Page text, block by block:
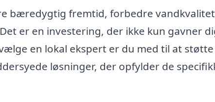
bæredygtig fremtid, forbedre
er en investering, der ikke kun gavner
en lokal ekspert er du med til at
løsninger, der opfylder de